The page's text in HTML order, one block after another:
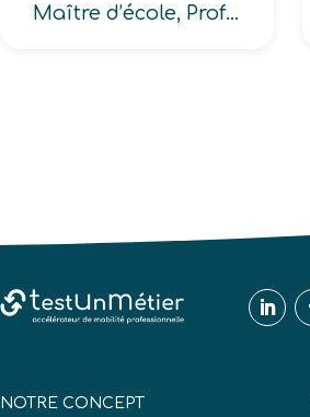
Maître d’école, Professeur des écoles, Maître d’école (maternelle, primaire)
NOTRE CONCEPT